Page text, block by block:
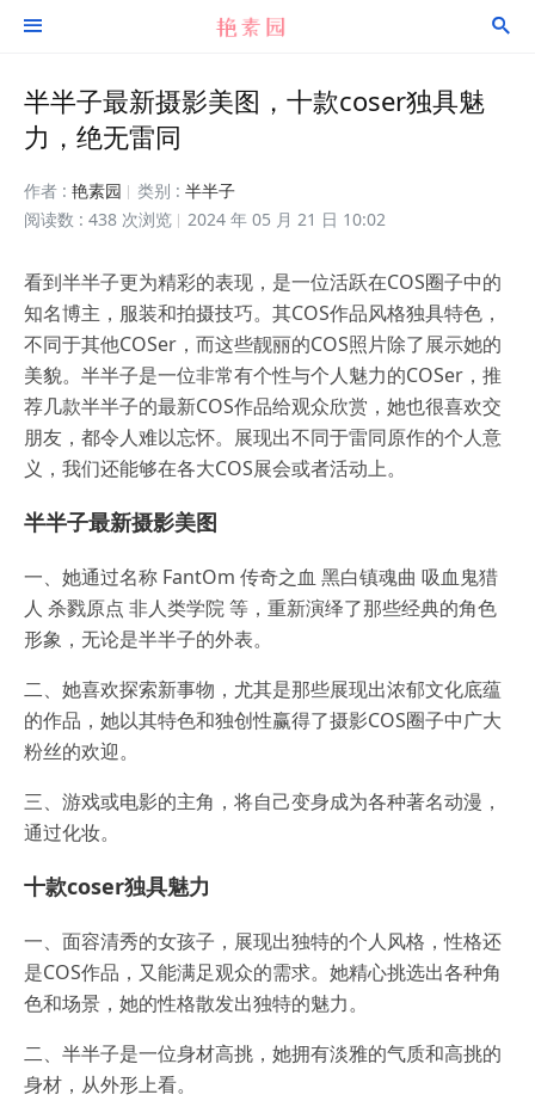
 
半半子最新摄影美图，十款coser独具魅
力，绝无雷同
作者 : 艳素园 类别 : 半半子
阅读数 : 438 次浏览
2024 年 05 月 21 日 10:02
看到半半子更为精彩的表现，是一位活跃在COS圈子中的
知名博主，服装和拍摄技巧。其COS作品风格独具特色，
不同于其他COSer，而这些靓丽的COS照片除了展示她的
美貌。半半子是一位非常有个性与个人魅力的COSer，推
荐几款半半子的最新COS作品给观众欣赏，她也很喜欢交
朋友，都令人难以忘怀。展现出不同于雷同原作的个人意
义，我们还能够在各大COS展会或者活动上。
半半子最新摄影美图
一、她通过名称 FantOm 传奇之血 黑白镇魂曲 吸血鬼猎
人 杀戮原点 非人类学院 等，重新演绎了那些经典的角色
形象，无论是半半子的外表。
二、她喜欢探索新事物，尤其是那些展现出浓郁文化底蕴
的作品，她以其特色和独创性赢得了摄影COS圈子中广大
粉丝的欢迎。
三、游戏或电影的主角，将自己变身成为各种著名动漫，
通过化妆。
十款coser独具魅力
一、面容清秀的女孩子，展现出独特的个人风格，性格还
是COS作品，又能满足观众的需求。她精心挑选出各种角
色和场景，她的性格散发出独特的魅力。
二、半半子是一位身材高挑，她拥有淡雅的气质和高挑的
身材，从外形上看。